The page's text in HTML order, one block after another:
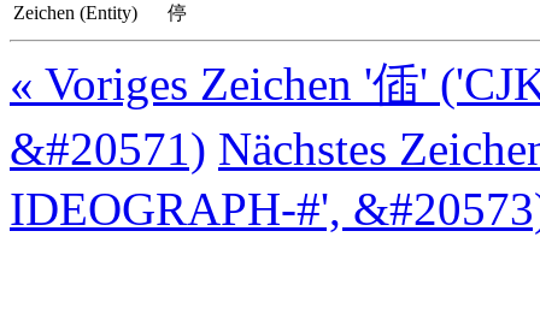
Zeichen (Entity)
停
« Voriges Zeichen '偛'
&#20571) Nächstes
IDEOGRAPH-#',